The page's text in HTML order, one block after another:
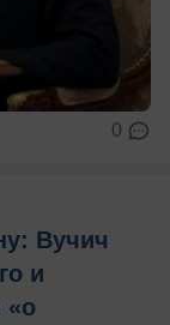
0
Вучич
и
«о